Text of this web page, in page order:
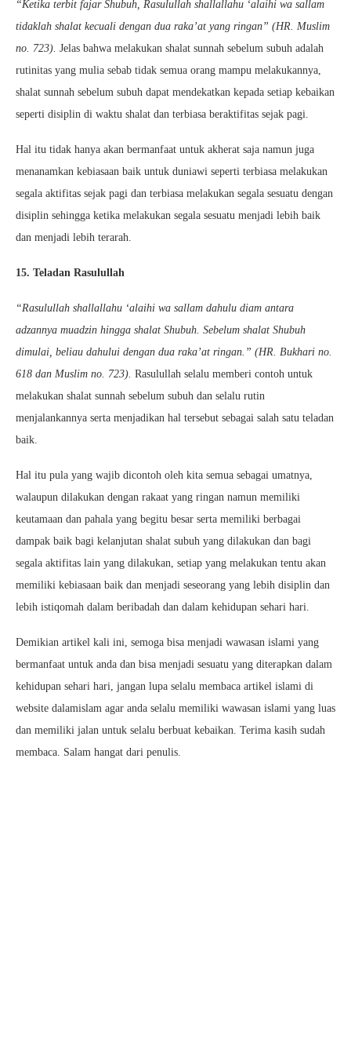
“Ketika terbit fajar Shubuh, Rasulullah shallallahu ‘alaihi wa sallam
tidaklah shalat kecuali dengan dua raka’at yang ringan” (HR. Muslim
no. 723). Jelas bahwa melakukan shalat sunnah sebelum subuh adalah
rutinitas yang mulia sebab tidak semua orang mampu melakukannya,
shalat sunnah sebelum subuh dapat mendekatkan kepada setiap kebaikan
seperti disiplin di waktu shalat dan terbiasa beraktifitas sejak pagi.
Hal itu tidak hanya akan bermanfaat untuk akherat saja namun juga
menanamkan kebiasaan baik untuk duniawi seperti terbiasa melakukan
segala aktifitas sejak pagi dan terbiasa melakukan segala sesuatu dengan
disiplin sehingga ketika melakukan segala sesuatu menjadi lebih baik
dan menjadi lebih terarah.
15. Teladan Rasulullah
“Rasulullah shallallahu ‘alaihi wa sallam dahulu diam antara
adzannya muadzin hingga shalat Shubuh. Sebelum shalat Shubuh
dimulai, beliau dahului dengan dua raka’at ringan.” (HR. Bukhari no.
618 dan Muslim no. 723). Rasulullah selalu memberi contoh untuk
melakukan shalat sunnah sebelum subuh dan selalu rutin
menjalankannya serta menjadikan hal tersebut sebagai salah satu teladan
baik.
Hal itu pula yang wajib dicontoh oleh kita semua sebagai umatnya,
walaupun dilakukan dengan rakaat yang ringan namun memiliki
keutamaan dan pahala yang begitu besar serta memiliki berbagai
dampak baik bagi kelanjutan shalat subuh yang dilakukan dan bagi
segala aktifitas lain yang dilakukan, setiap yang melakukan tentu akan
memiliki kebiasaan baik dan menjadi seseorang yang lebih disiplin dan
lebih istiqomah dalam beribadah dan dalam kehidupan sehari hari.
Demikian artikel kali ini, semoga bisa menjadi wawasan islami yang
bermanfaat untuk anda dan bisa menjadi sesuatu yang diterapkan dalam
kehidupan sehari hari, jangan lupa selalu membaca artikel islami di
website dalamislam agar anda selalu memiliki wawasan islami yang luas
dan memiliki jalan untuk selalu berbuat kebaikan. Terima kasih sudah
membaca. Salam hangat dari penulis.